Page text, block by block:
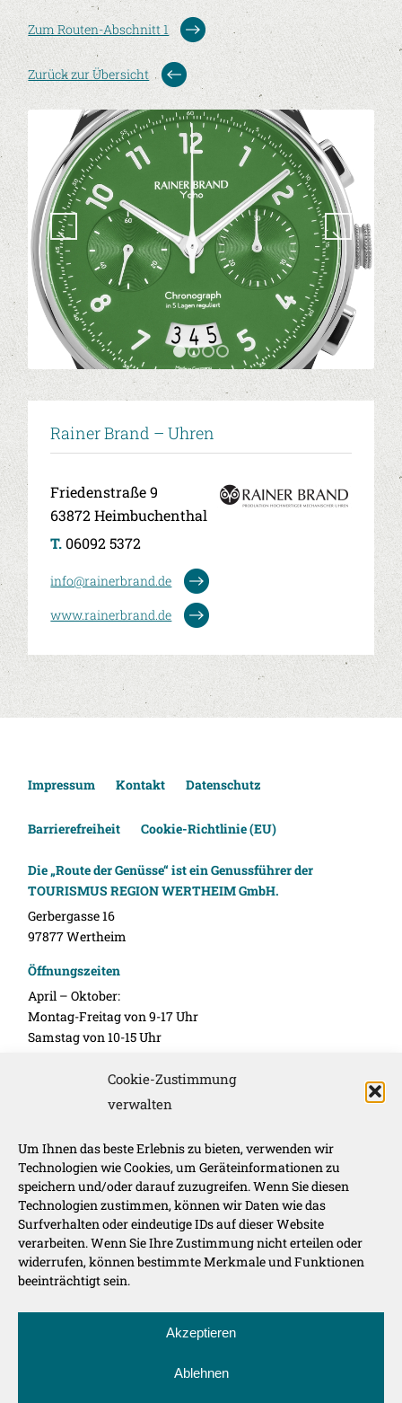
Cookie-Zustimmung
verwalten
Um Ihnen das beste Erlebnis zu bieten, verwenden wir
Technologien wie Cookies, um Geräteinformationen zu
speichern und/oder darauf zuzugreifen. Wenn Sie diesen
Technologien zustimmen, können wir Daten wie das
Surfverhalten oder eindeutige IDs auf dieser Website
verarbeiten. Wenn Sie Ihre Zustimmung nicht erteilen oder
widerrufen, können bestimmte Merkmale und Funktionen
beeinträchtigt sein.
Akzeptieren
Ablehnen
Zum Routen-Abschnitt 1
Zurück zur Übersicht
1 2 3 4
Rainer Brand – Uhren
Friedenstraße 9
63872 Heimbuchenthal
T. 06092 5372
info@rainerbrand.de
www.rainerbrand.de
Impressum Kontakt Datenschutz
Barrierefreiheit Cookie-Richtlinie (EU)
Die „Route der Genüsse“ ist ein Genussführer der
TOURISMUS REGION WERTHEIM GmbH.
Gerbergasse 16
97877 Wertheim
Öffnungszeiten
April – Oktober:
Montag-Freitag von 9-17 Uhr
Samstag von 10-15 Uhr
Montag-Freitag 10-16 Uhr
Route der Genüsse auf: